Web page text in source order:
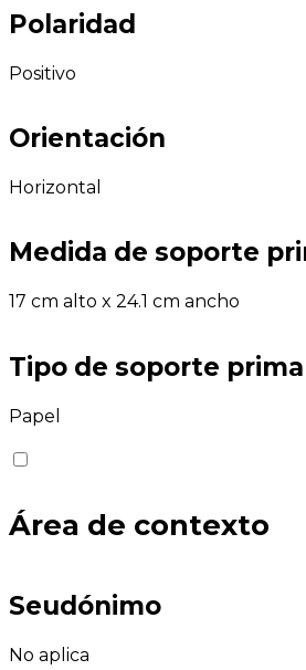
Polaridad
Positivo
Orientación
Horizontal
Medida de soporte
17 cm alto x 24.1 cm ancho
Tipo de soporte
Papel
Área de contexto
Seudónimo
No aplica